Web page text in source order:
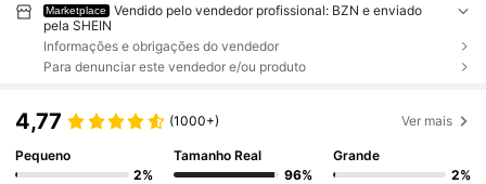
Marketplace
Vendido pelo vendedor profissional: BZN e enviado
pela SHEIN
Informações e obrigações do vendedor
Para denunciar este vendedor e/ou produto
4,77 (1000+) Ver mais
Pequeno
2%
Tamanho Real
96%
Grande
2%